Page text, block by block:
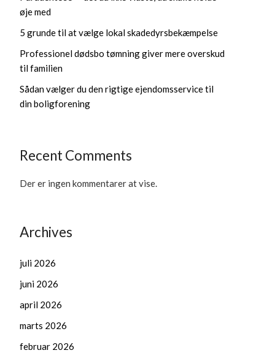
øje med
5 grunde til at vælge lokal skadedyrsbekæmpelse
Professionel dødsbo tømning giver mere overskud
til familien
Sådan vælger du den rigtige ejendomsservice til
din boligforening
Recent Comments
Der er ingen kommentarer at vise.
Archives
juli 2026
juni 2026
april 2026
marts 2026
februar 2026